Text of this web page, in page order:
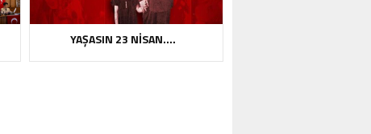
YAŞASIN 23 NİSAN….